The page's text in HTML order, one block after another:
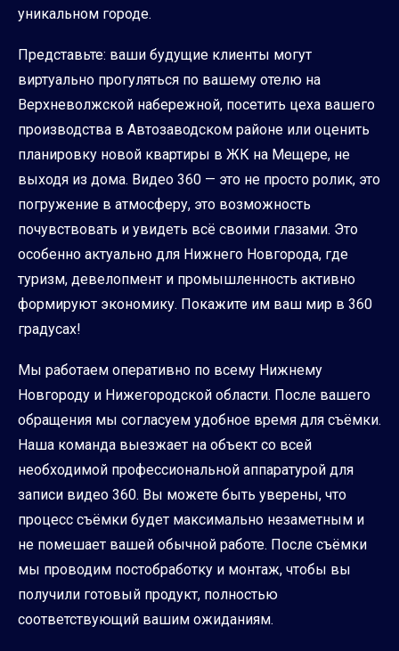
уникальном городе.
Представьте: ваши будущие клиенты могут
виртуально прогуляться по вашему отелю на
Верхневолжской набережной, посетить цеха вашего
производства в Автозаводском районе или оценить
планировку новой квартиры в ЖК на Мещере, не
выходя из дома. Видео 360 — это не просто ролик, это
погружение в атмосферу, это возможность
почувствовать и увидеть всё своими глазами. Это
особенно актуально для Нижнего Новгорода, где
туризм, девелопмент и промышленность активно
формируют экономику. Покажите им ваш мир в 360
градусах!
Мы работаем оперативно по всему Нижнему
Новгороду и Нижегородской области. После вашего
обращения мы согласуем удобное время для съёмки.
Наша команда выезжает на объект со всей
необходимой профессиональной аппаратурой для
записи видео 360. Вы можете быть уверены, что
процесс съёмки будет максимально незаметным и
не помешает вашей обычной работе. После съёмки
мы проводим постобработку и монтаж, чтобы вы
получили готовый продукт, полностью
соответствующий вашим ожиданиям.